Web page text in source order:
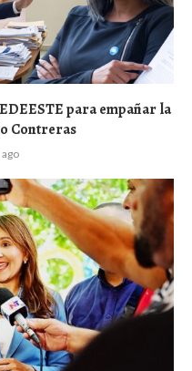
para empañar la
Contreras